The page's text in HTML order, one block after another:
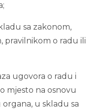
sa zakonom,
pravilnikom o radu ili
ugovora o radu i
mjesto na osnovu
u skladu sa